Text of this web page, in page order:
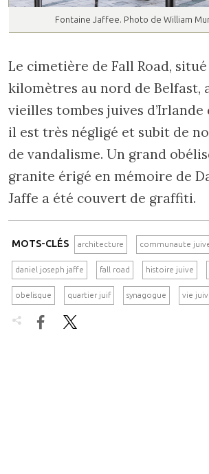
Fontaine Jaffee. Photo de William
Le cimetière de Fall Road,
kilomètres au nord de Belfast,
vieilles tombes juives d’Irlande
il est très négligé et subit de
de vandalisme. Un grand
granite érigé en mémoire de
Jaffe a été couvert de graffiti.
MOTS-CLÉS architecture communaute
daniel joseph jaffe fall road histoire juive
obelisque quartier juif synagogue vie
 